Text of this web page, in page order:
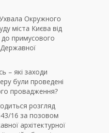
Окружного
міста Києва від
примусового
– які заходи
були проведені
провадження?
розгляд
16 за позовом
архітектурної